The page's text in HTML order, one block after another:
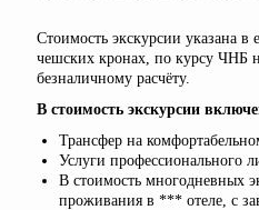
Стоимость экскурсии указана
чешских кронах, по курсу ЧНБ
безналичному расчёту.
В стоимость экскурсии
Трансфер на
Услуги профессионального
В стоимость многодневных
проживания в *** отеле, с